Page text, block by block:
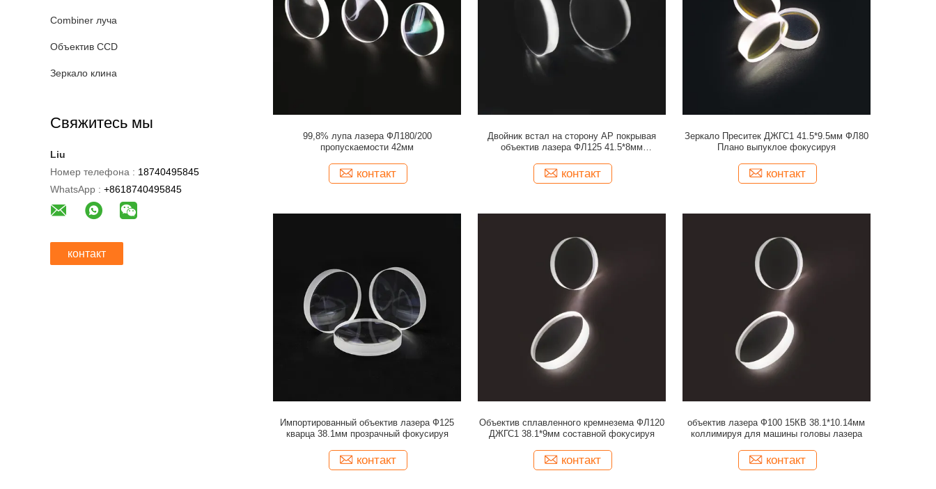
Combiner луча
Объектив CCD
Зеркало клина
Свяжитесь мы
Liu
Номер телефона : 18740495845
WhatsApp : +8618740495845
контакт
99,8% лупа лазера ФЛ180/200
пропускаемости 42мм
контакт
Двойник встал на сторону АР покрывая
объектив лазера ФЛ125 41.5*8мм
контакт
Зеркало Преситек ДЖГС1 41.5*9.5мм ФЛ80
Плано выпуклое фокусируя
контакт
Импортированный объектив лазера Ф125
кварца 38.1мм прозрачный фокусируя
контакт
Объектив сплавленного кремнезема ФЛ120
ДЖГС1 38.1*9мм составной фокусируя
контакт
объектив лазера Ф100 15КВ 38.1*10.14мм
коллимируя для машины головы лазера
контакт